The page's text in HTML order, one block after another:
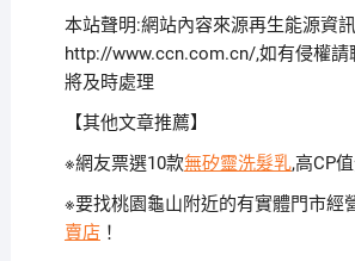
本站聲明:網站內容來源再生能源資
http://www.ccn.com.cn/,如有侵權請
將及時處理
【其他文章推薦】
※網友票選10款無矽靈洗髮乳,高CP
※要找桃園龜山附近的有實體門市經
賣店！